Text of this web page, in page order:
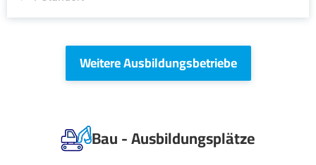
Weitere Ausbildungsbetriebe
Bau - Ausbildungsplätze